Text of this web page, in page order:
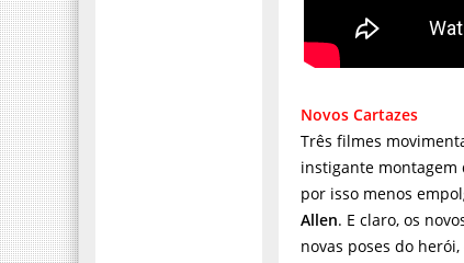
Novos Cartazes
Três filmes
instigante
por isso menos
Allen. E claro, os
novas poses do